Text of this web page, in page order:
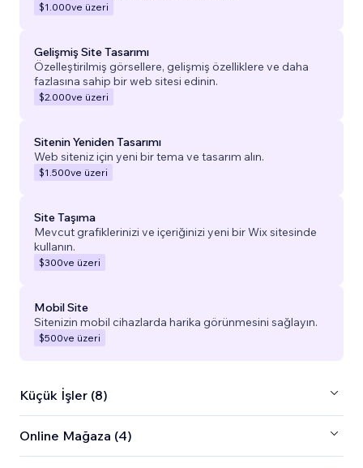
$1.000ve üzeri
Gelişmiş Site Tasarımı
Özelleştirilmiş görsellere, gelişmiş özelliklere ve daha
fazlasına sahip bir web sitesi edinin.
$2.000ve üzeri
Sitenin Yeniden Tasarımı
Web siteniz için yeni bir tema ve tasarım alın.
$1.500ve üzeri
Site Taşıma
Mevcut grafiklerinizi ve içeriğinizi yeni bir Wix sitesinde
kullanın.
$300ve üzeri
Mobil Site
Sitenizin mobil cihazlarda harika görünmesini sağlayın.
$500ve üzeri
Küçük İşler (8)
Online Mağaza (4)